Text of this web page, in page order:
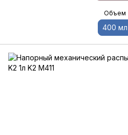
Объем
400 мл